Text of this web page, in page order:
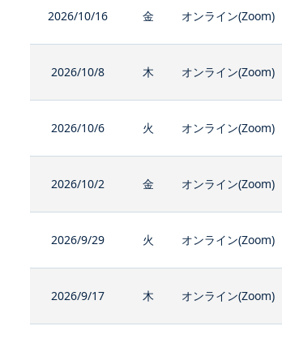
2026/10/16 金 オンライン(Zoom)
2026/10/8 木 オンライン(Zoom)
2026/10/6 火 オンライン(Zoom)
2026/10/2 金 オンライン(Zoom)
2026/9/29 火 オンライン(Zoom)
2026/9/17 木 オンライン(Zoom)